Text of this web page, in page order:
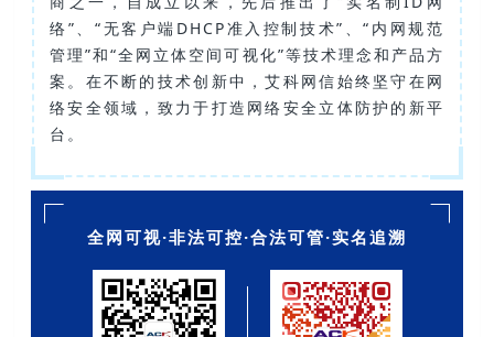
络”、“无客户端DHCP准入控制技术”、“内网规范
管理”和“全网立体空间可视化”等技术理念和产品方
案。在不断的技术创新中，艾科网信始终坚守在网
络安全领域，致力于打造网络安全立体防护的新平
台。
全网可视·非法可控·合法可管·实名追溯